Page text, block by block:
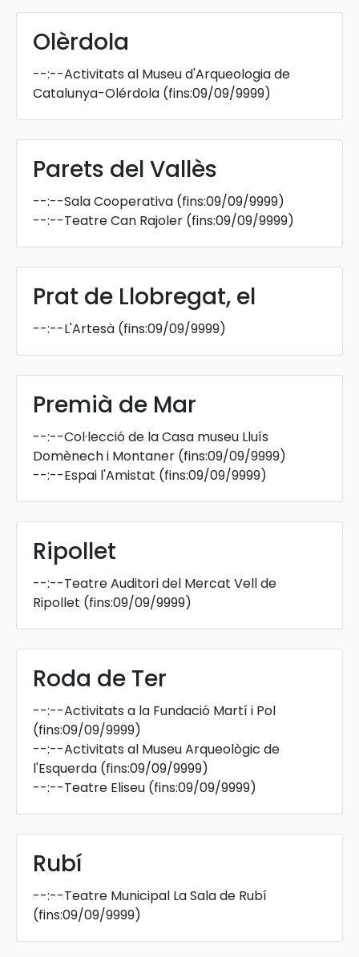
Olèrdola
--:--Activitats al Museu d'Arqueologia de
Catalunya-Olérdola (fins:09/09/9999)
Parets del Vallès
--:--Sala Cooperativa (fins:09/09/9999)
--:--Teatre Can Rajoler (fins:09/09/9999)
Prat de Llobregat, el
--:--L'Artesà (fins:09/09/9999)
Premià de Mar
--:--Col·lecció de la Casa museu Lluís
Domènech i Montaner (fins:09/09/9999)
--:--Espai l'Amistat (fins:09/09/9999)
Ripollet
--:--Teatre Auditori del Mercat Vell de
Ripollet (fins:09/09/9999)
Roda de Ter
--:--Activitats a la Fundació Martí i Pol
(fins:09/09/9999)
--:--Activitats al Museu Arqueològic de
l'Esquerda (fins:09/09/9999)
--:--Teatre Eliseu (fins:09/09/9999)
Rubí
--:--Teatre Municipal La Sala de Rubí
(fins:09/09/9999)